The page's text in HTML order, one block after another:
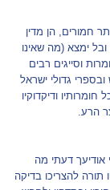
חמורים, הן מדין
ימצא (מה שאינו
וסייגים רבים
גדולי ישראל
ודיקדוקיו
הרע.
דעתי מה
להצריכו בדיקה